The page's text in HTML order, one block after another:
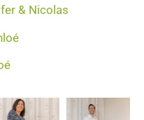
& Nicolas